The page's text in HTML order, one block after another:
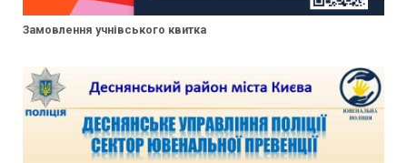
Замовлення учнівського квитка